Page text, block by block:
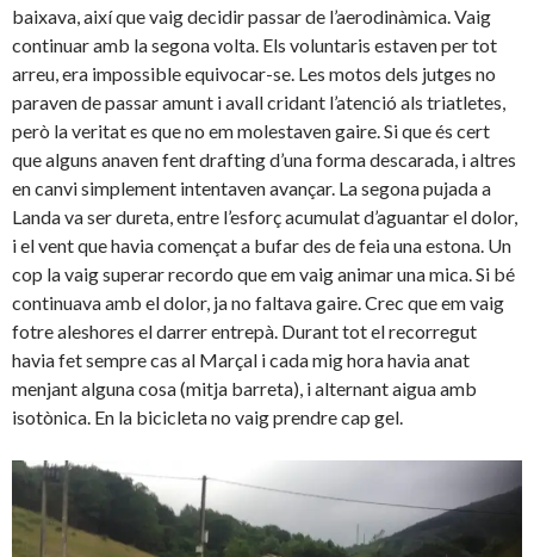
baixava, així que vaig decidir passar de l’aerodinàmica. Vaig
continuar amb la segona volta. Els voluntaris estaven per tot
arreu, era impossible equivocar-se. Les motos dels jutges no
paraven de passar amunt i avall cridant l’atenció als triatletes,
però la veritat es que no em molestaven gaire. Si que és cert
que alguns anaven fent drafting d’una forma descarada, i altres
en canvi simplement intentaven avançar. La segona pujada a
Landa va ser dureta, entre l’esforç acumulat d’aguantar el dolor,
i el vent que havia començat a bufar des de feia una estona. Un
cop la vaig superar recordo que em vaig animar una mica. Si bé
continuava amb el dolor, ja no faltava gaire. Crec que em vaig
fotre aleshores el darrer entrepà. Durant tot el recorregut
havia fet sempre cas al Marçal i cada mig hora havia anat
menjant alguna cosa (mitja barreta), i alternant aigua amb
isotònica. En la bicicleta no vaig prendre cap gel.